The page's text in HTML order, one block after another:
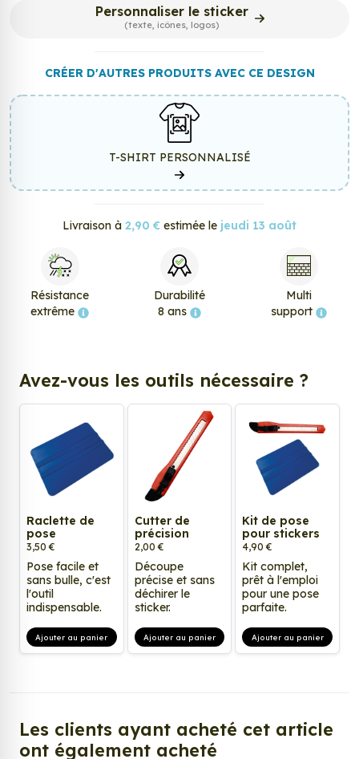
Personnaliser le sticker
(texte, icônes, logos)
CRÉER D'AUTRES PRODUITS AVEC CE DESIGN
T-SHIRT PERSONNALISÉ
Livraison à 2,90 € estimée le jeudi 13 août
Résistance
extrême
Durabilité
8 ans
Multi
support
Avez-vous les outils nécessaire ?
Raclette de
pose
3,50 €
Pose facile et
sans bulle, c'est
l'outil
indispensable.
Ajouter au panier
Cutter de
précision
2,00 €
Découpe
précise et sans
déchirer le
sticker.
Ajouter au panier
Kit de pose
pour stickers
4,90 €
Kit complet,
prêt à l'emploi
pour une pose
parfaite.
Ajouter au panier
Les clients ayant acheté cet article
ont également acheté